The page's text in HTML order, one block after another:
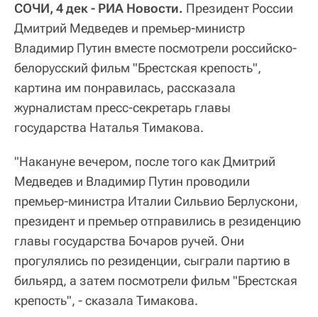
СОЧИ, 4 дек - РИА Новости. Президент России
Дмитрий Медведев и премьер-министр
Владимир Путин вместе посмотрели российско-
белорусский фильм "Брестская крепость",
картина им понравилась, рассказала
журналистам пресс-секретарь главы
государства Наталья Тимакова.
"Накануне вечером, после того как Дмитрий
Медведев и Владимир Путин проводили
премьер-министра Италии Сильвио Берлускони,
президент и премьер отправились в резиденцию
главы государства Бочаров ручей. Они
прогулялись по резиденции, сыграли партию в
бильярд, а затем посмотрели фильм "Брестская
крепость", - сказала Тимакова.